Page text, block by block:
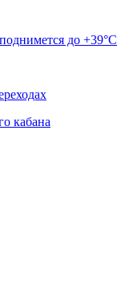
до +39°C
кабана